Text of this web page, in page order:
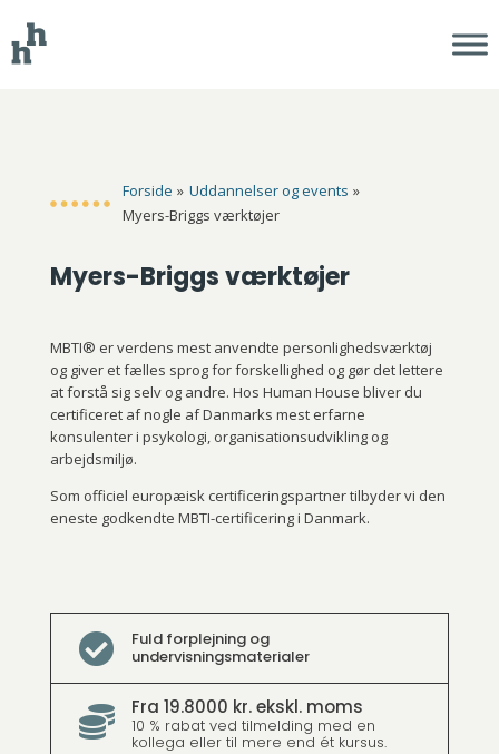
Forside » Uddannelser og events »
Myers-Briggs værktøjer
Myers-Briggs værktøjer
MBTI® er verdens mest anvendte personlighedsværktøj
og giver et fælles sprog for forskellighed og gør det lettere
at forstå sig selv og andre. Hos Human House bliver du
certificeret af nogle af Danmarks mest erfarne
konsulenter i psykologi, organisationsudvikling og
arbejdsmiljø.
Som officiel europæisk certificeringspartner tilbyder vi den
eneste godkendte MBTI-certificering i Danmark.

Fuld forplejning og
undervisningsmaterialer
 Fra 19.8000 kr. ekskl. moms
10 % rabat ved tilmelding med en
kollega eller til mere end ét kursus.